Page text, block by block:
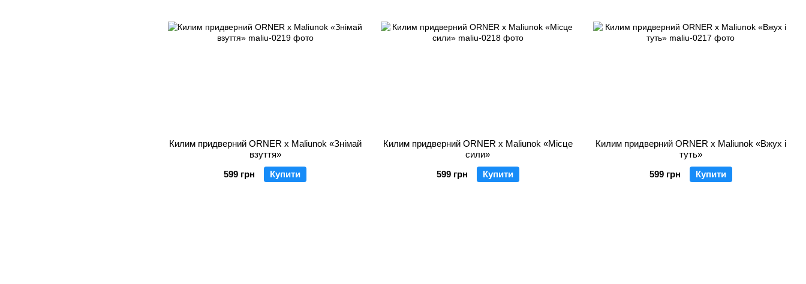
Килим придверний ORNER x Maliunok «Знімай
взуття»
599 грн
Купити
Килим придверний ORNER x Maliunok «Місце
сили»
599 грн
Купити
Килим придверний ORNER x Maliunok «Вжух і
туть»
599 грн
Купити